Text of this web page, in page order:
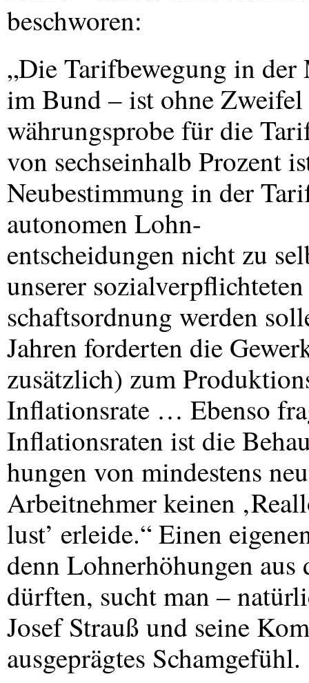
beschworen:
„Die Tarifbewegung in
im Bund – ist ohne Zweifel
währungsprobe für die
von sechseinhalb Prozent
Neubestimmung in der
autonomen Lohn-
entscheidungen nicht zu
unserer
schaftsordnung werden
Jahren forderten die
zusätzlich) zum
Inflationsrate … Ebenso
Inflationsraten ist die
hungen von mindestens
Arbeitnehmer keinen
lust’ erleide.“ Einen
denn Lohnerhöhungen
dürften, sucht man –
Josef Strauß und seine
ausgeprägtes Schamgefühl.